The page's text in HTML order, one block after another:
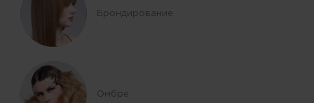
Брондирование
Омбре